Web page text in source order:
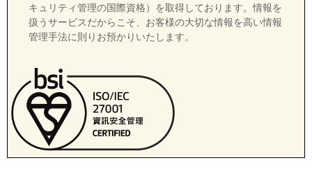
キュリティ管理の国際資格）を取得しております。情報を
扱うサービスだからこそ、お客様の大切な情報を高い情報
管理手法に則りお預かりいたします。